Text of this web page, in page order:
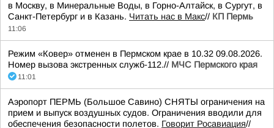
в Москву, в Минеральные Воды, в Горно-Алтайск, в Сургут, в
Санкт-Петербург и в Казань. Читать нас в Макс// КП Пермь
11:06
Режим «Ковер» отменен в Пермском крае в 10.32 09.08.2026.
Номер вызова экстренных служб-112.// МЧС Пермского края
11:01
Аэропорт ПЕРМЬ (Большое Савино) СНЯТЫ ограничения на
прием и выпуск воздушных судов. Ограничения вводили для
обеспечения безопасности полетов. Говорит Росавиация//